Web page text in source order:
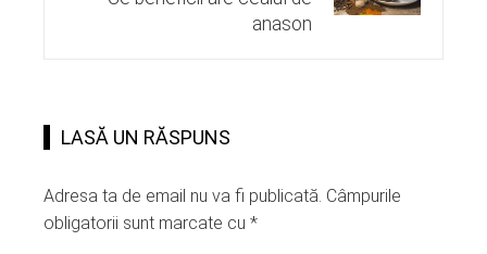
anason
LASĂ UN RĂSPUNS
Adresa ta de email nu va fi publicată. Câmpurile
obligatorii sunt marcate cu *